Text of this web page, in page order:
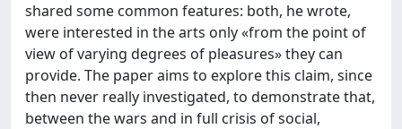
shared some common features: both, he wrote,
were interested in the arts only «from the point of
view of varying degrees of pleasures» they can
provide. The paper aims to explore this claim, since
then never really investigated, to demonstrate that,
between the wars and in full crisis of social,